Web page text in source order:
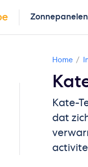
Zonnepanelen
Home
Kate-
dat